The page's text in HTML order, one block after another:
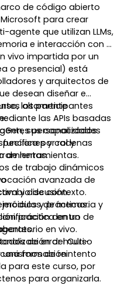
de código abierto
para crear
agente que utilizan LLMs,
e interacción con el
vivo impartida por un
o presencial) está
y arquitectos de
desean diseñar e
altamente
las APIs basadas
sus capacidades
y cadenas
los participantes
personalizados
por rol y
de herramientas.
de trabajo dinámicos
avanzada de
de contexto.
módulos de memoria y
dentro de
de error multi-
de reintento
y discusión.
y prácticas.
práctica en un
en vivo.
del Curso
una formación
para este curso, por
para organizarla.